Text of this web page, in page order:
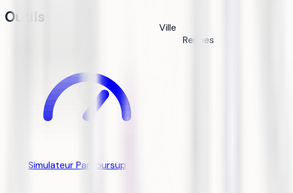
Outils
Simulateur Parcoursup
Ville
Rennes